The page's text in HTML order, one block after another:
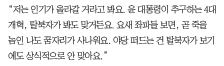
“저는 인기가 올라갈 거라고 봐요. 윤 대통령이 추구하는 4대
개혁, 탈북자가 봐도 맞거든요. 요새 좌파들 보면, 곧 죽을
놈인 나도 꿈자리가 사나워요. 야당 떠드는 건 탈북자가 보기
에도 상식적으로 안 맞아요.”